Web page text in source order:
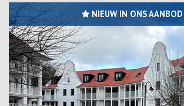
NIEUW IN ONS AANBOD